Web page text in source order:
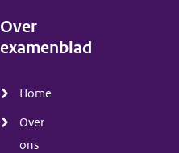
Over
examenblad
Home
Over
ons